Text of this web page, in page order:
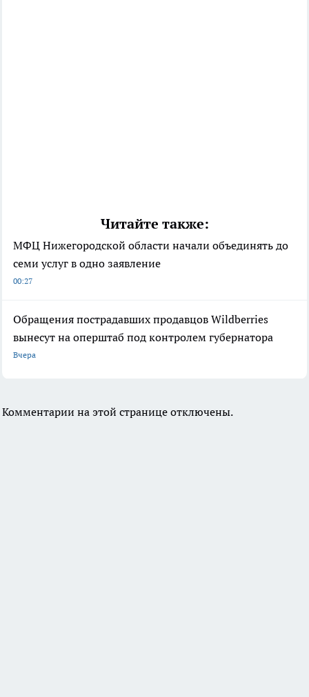
Читайте также:
МФЦ Нижегородской области начали объединять до
семи услуг в одно заявление
00:27
Обращения пострадавших продавцов Wildberries
вынесут на оперштаб под контролем губернатора
Вчера
Комментарии на этой странице отключены.